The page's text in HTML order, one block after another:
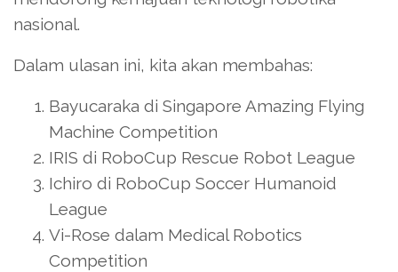
nasional.
Dalam ulasan ini, kita akan membahas:
Bayucaraka di Singapore Amazing Flying
Machine Competition
IRIS di RoboCup Rescue Robot League
Ichiro di RoboCup Soccer Humanoid
League
Vi-Rose dalam Medical Robotics
Competition